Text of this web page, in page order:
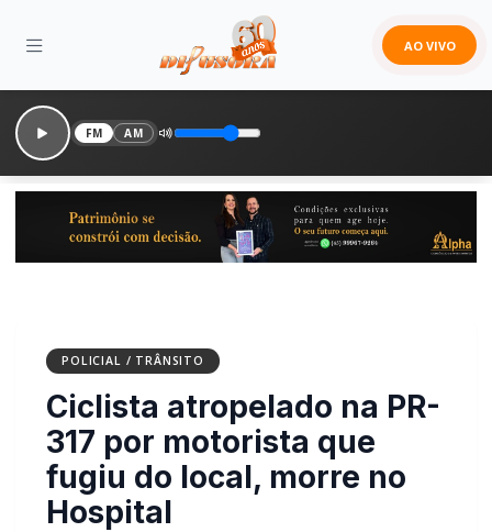
AO VIVO
FM AM
POLICIAL / TRÂNSITO
Ciclista atropelado na PR-
317 por motorista que
fugiu do local, morre no
Hospital